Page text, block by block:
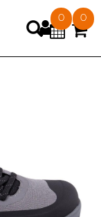
0 0